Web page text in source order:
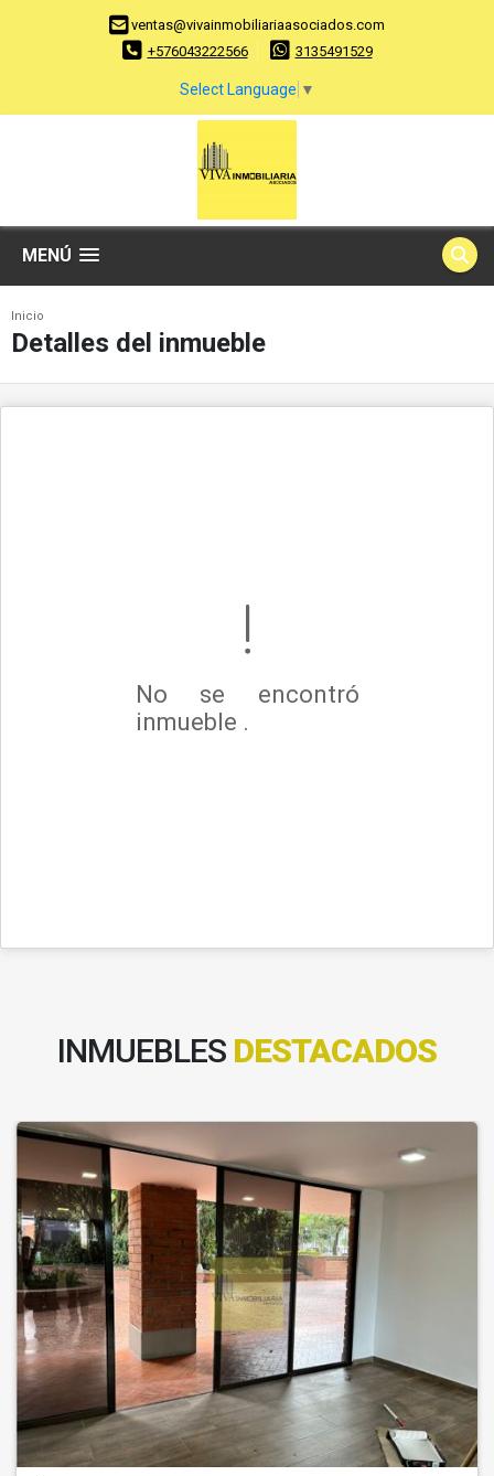
ventas@vivainmobiliariaasociados.com
+576043222566
3135491529
Select Language ▼
MENÚ
Inicio
Detalles del inmueble
No se encontró
inmueble .
INMUEBLES DESTACADOS